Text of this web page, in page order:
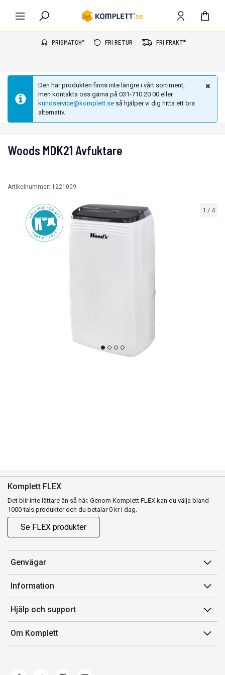
PRISMATCH* FRI RETUR FRI FRAKT*
Den här produkten finns inte längre i vårt sortiment,
men kontakta oss gärna på 031-710 20 00 eller
kundservice@komplett.se så hjälper vi dig hitta ett bra
alternativ.
1 / 4
Woods MDK21 Avfuktare
Artikelnummer: 1221009
Komplett FLEX
Det blir inte lättare än så här. Genom Komplett FLEX kan du välja bland
1000-tals produkter och du betalar 0 kr i dag.
Se FLEX produkter
Genvägar
Konto
Orderhistorik
Presentkort
Komplett Club
Information
Försäljningsvillkor
Medlemsvillkor for Komplett Club
Lediga tjänster
Hjälp och support
Kontakta oss
Kundservice
Om Komplett